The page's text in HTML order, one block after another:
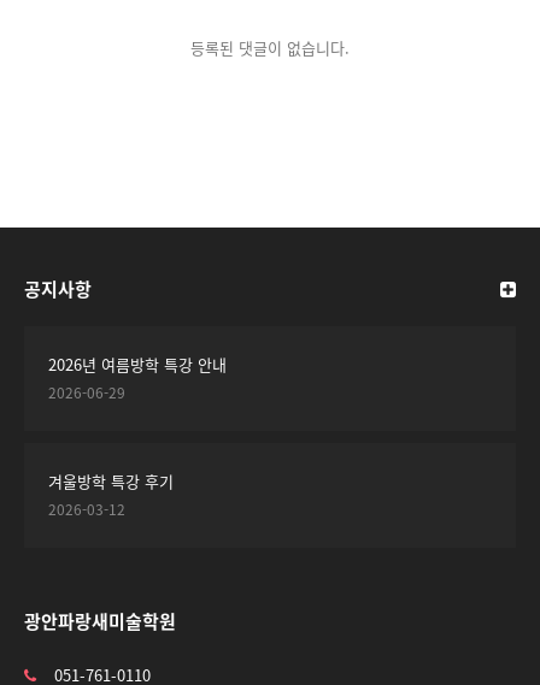
등록된 댓글이 없습니다.
공지사항
2026년 여름방학 특강 안내
2026-06-29
겨울방학 특강 후기
2026-03-12
광안파랑새미술학원
051-761-0110